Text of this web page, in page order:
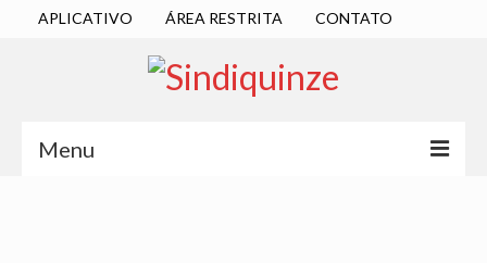
APLICATIVO ÁREA RESTRITA CONTATO
Menu